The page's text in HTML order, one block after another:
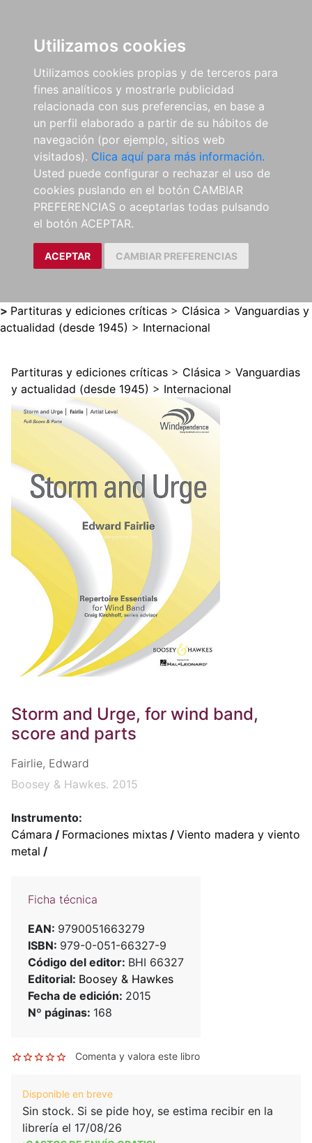
Utilizamos cookies
Utilizamos cookies propias y de terceros para
fines analíticos y mostrarle publicidad
relacionada con sus preferencias, en base a
un perfil elaborado a partir de su hábitos de
navegación (por ejemplo, sitios web
visitados). Clica aquí para más información.
Usted puede configurar o rechazar el uso de
cookies puslando en el botón CAMBIAR
PREFERENCIAS o aceptarlas todas pulsando
el botón ACEPTAR.
ACEPTAR CAMBIAR PREFERENCIAS
> Partituras y ediciones críticas > Clásica > Vanguardias y
actualidad (desde 1945) > Internacional
Partituras y ediciones críticas > Clásica > Vanguardias
y actualidad (desde 1945) > Internacional
Storm and Urge, for wind band,
score and parts
Fairlie, Edward
Boosey & Hawkes. 2015
Instrumento:
Cámara / Formaciones mixtas / Viento madera y viento
metal /
Ficha técnica
EAN: 9790051663279
ISBN: 979-0-051-66327-9
Código del editor: BHI 66327
Editorial: Boosey & Hawkes
Fecha de edición: 2015
Nº páginas: 168
Comenta y valora este libro
Disponible en breve
Sin stock. Si se pide hoy, se estima recibir en la
librería el 17/08/26